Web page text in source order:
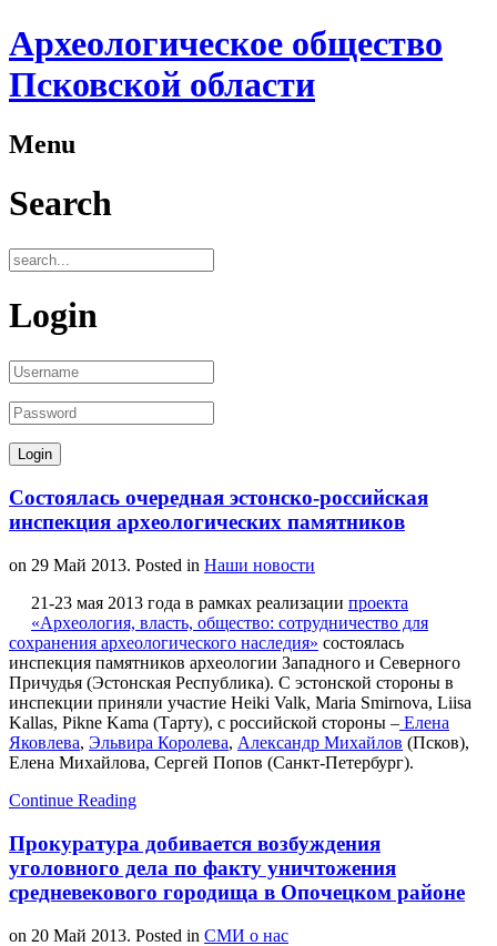
Археологическое общество
Псковской области
Menu
Search
Login
Состоялась очередная эстонско-российская
инспекция археологических памятников
on 29 Май 2013. Posted in Наши новости
21-23 мая 2013 года в рамках реализации проекта
«Археология, власть, общество: сотрудничество для
сохранения археологического наследия» состоялась
инспекция памятников археологии Западного и Северного
Причудья (Эстонская Республика). С эстонской стороны в
инспекции приняли участие Heiki Valk, Maria Smirnova, Liisa
Kallas, Pikne Kama (Тарту), с российской стороны – Елена
Яковлева, Эльвира Королева, Александр Михайлов (Псков),
Елена Михайлова, Сергей Попов (Санкт-Петербург).
Continue Reading
Прокуратура добивается возбуждения
уголовного дела по факту уничтожения
средневекового городища в Опочецком районе
on 20 Май 2013. Posted in СМИ о нас